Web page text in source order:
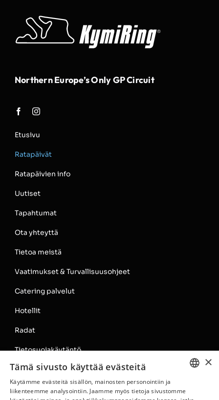
Northern Europe’s Only GP Circuit
Etusivu
Ratapäivät
Ratapäivien info
Uutiset
Tapahtumat
Ota yhteyttä
Tietoa meistä
Vaatimukset & Turvallisuusohjeet
Catering palvelut
Hotellit
Radat
Tietosuojakäytäntö
Rata-alueen säännöt
2026 • All Rights Reserved
×
Tämä sivusto käyttää evästeitä
Käytämme evästeitä sisällön, mainosten personointiin ja
liikenteemme analysointiin. Jaamme myös tietoja sivustomme